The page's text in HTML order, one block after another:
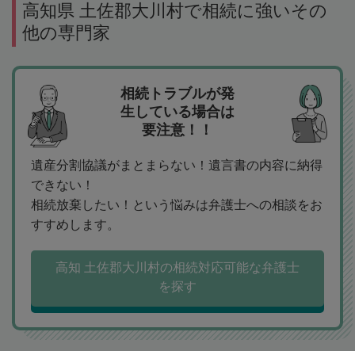
高知県 土佐郡大川村で相続に強いその
他の専門家
相続トラブルが発
生している場合は
要注意！！
遺産分割協議がまとまらない！遺言書の内容に納得
できない！
相続放棄したい！という悩みは弁護士への相談をお
すすめします。
高知 土佐郡大川村の相続対応可能な弁護士
を探す